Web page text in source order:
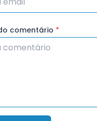
comentário *